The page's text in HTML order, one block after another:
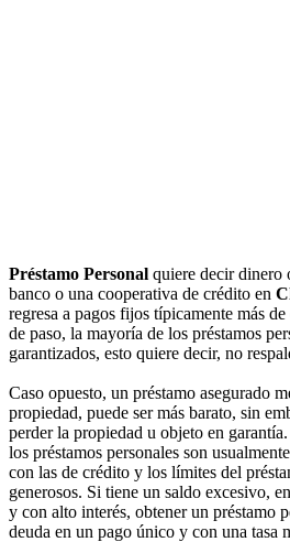
Préstamo Personal quiere decir dinero
banco o una cooperativa de crédito en
regresa a pagos fijos típicamente más
de paso, la mayoría de los préstamos
garantizados, esto quiere decir, no
Caso opuesto, un préstamo asegurado
propiedad, puede ser más barato, sin
perder la propiedad u objeto en
los préstamos personales son
con las de crédito y los límites del
generosos. Si tiene un saldo excesivo,
y con alto interés, obtener un préstamo
deuda en un pago único y con una tasa